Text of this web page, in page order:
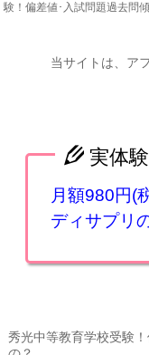
験！偏差値･入試問題過去問
当サイトは、ア
実体
月額980円(
ディサプリ
秀光中等教育学校受験